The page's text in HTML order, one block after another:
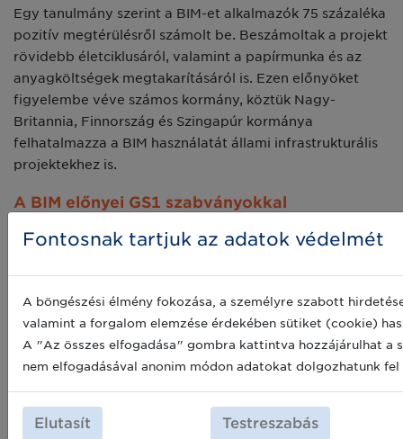
Egy tanulmány szerint a BIM-et alkalmazók 75 százaléka
pozitív megtérülésről számolt be. Beszámoltak a projekt
rövidebb életciklusáról, valamint a papírmunka és az
anyagköltségek megtakarításáról is. Ezen előnyöket
figyelembe véve számos kormány, köztük Nagy-
Britannia, Finnország és Szingapúr kormánya
felhatalmazza a BIM használatát állami infrastrukturális
projektekhez is.
A BIM előnyei GS1 szabványokkal
Nagy tervezési biztonság komplex projektek
esetében;
Központosított adatkezelés teljes
projektinformációval;
Strukturált kommunikáció szabványokkal;
Építési projektek 3D-s ábrázolása az információk és
Folyamatosan frissített, bármikor elérhető
projektinformációk;
Fontosnak tartjuk az adatok védelmét
A böngészési élmény fokozása, a személyre szabott
valamint a forgalom elemzése érdekében sütiket (cookie)
A "Az összes elfogadása" gombra kattintva hozzájárulhat a
nem elfogadásával anonim módon adatokat dolgozhatunk
Elutasít Testreszabás